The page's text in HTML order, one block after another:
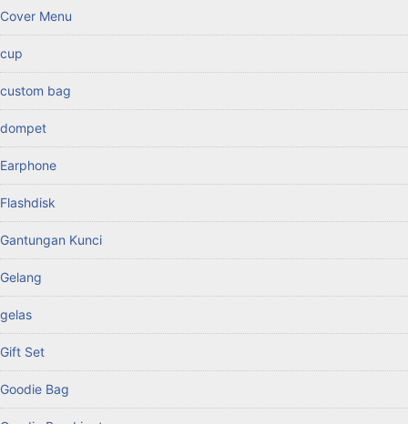
Cover Menu
cup
custom bag
dompet
Earphone
Flashdisk
Gantungan Kunci
Gelang
gelas
Gift Set
Goodie Bag